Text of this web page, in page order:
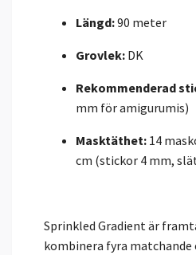
Längd:90 meter
Grovlek: DK
Rekommenderad
mm för amigurumis)
Masktäthet: 14
cm (stickor 4 mm,
Sprinkled Gradient är
kombinera fyra matchande